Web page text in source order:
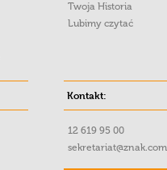
Twoja Historia
Lubimy czytać
Kontakt:
12 619 95 00